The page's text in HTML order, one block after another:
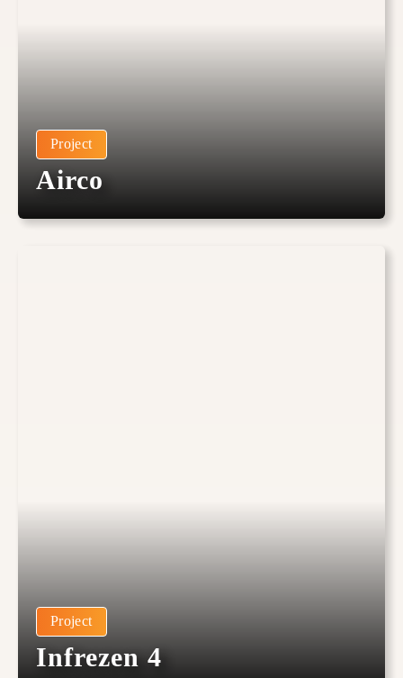
Project
Airco
Project
Infrezen 4